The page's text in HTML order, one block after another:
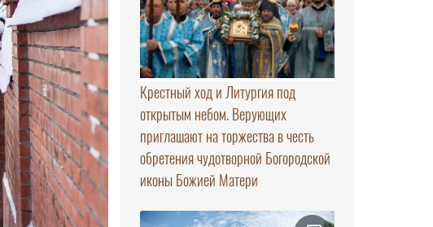
Крестный ход и Литургия под
открытым небом. Верующих
приглашают на торжества в честь
обретения чудотворной Богородской
иконы Божией Матери